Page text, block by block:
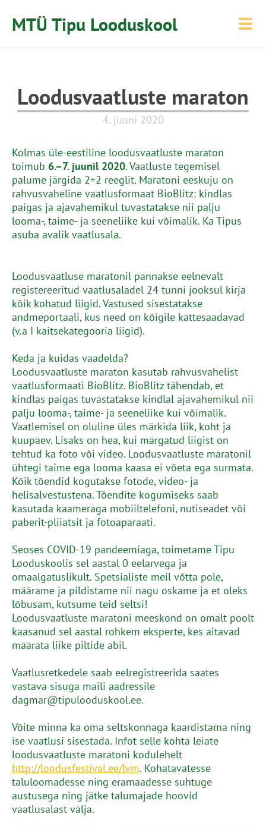
MTÜ Tipu Looduskool
Loodusvaatluste maraton
4. juuni 2020
Kolmas üle-eestiline loodusvaatluste maraton
toimub 6.–7. juunil 2020. Vaatluste tegemisel
palume järgida 2+2 reeglit. Maratoni eeskuju on
rahvusvaheline vaatlusformaat BioBlitz: kindlas
paigas ja ajavahemikul tuvastatakse nii palju
looma-, taime- ja seeneliike kui võimalik. Ka Tipus
asuba avalik vaatlusala.
Loodusvaatluse maratonil pannakse eelnevalt
registereeritud vaatlusaladel 24 tunni jooksul kirja
kõik kohatud liigid. Vastused sisestatakse
andmeportaali, kus need on kõigile kättesaadavad
(v.a I kaitsekategooria liigid).
Keda ja kuidas vaadelda?
Loodusvaatluste maraton kasutab rahvusvahelist
vaatlusformaati BioBlitz. BioBlitz tähendab, et
kindlas paigas tuvastatakse kindlal ajavahemikul nii
palju looma-, taime- ja seeneliike kui võimalik.
Vaatlemisel on oluline üles märkida liik, koht ja
kuupäev. Lisaks on hea, kui märgatud liigist on
tehtud ka foto või video. Loodusvaatluste maratonil
ühtegi taime ega looma kaasa ei võeta ega surmata.
Kõik tõendid kogutakse fotode, video- ja
helisalvestustena. Tõendite kogumiseks saab
kasutada kaameraga mobiiltelefoni, nutiseadet või
paberit-pliiatsit ja fotoaparaati.
Seoses COVID-19 pandeemiaga, toimetame Tipu
Looduskoolis sel aastal 0 eelarvega ja
omaalgatuslikult. Spetsialiste meil võtta pole,
määrame ja pildistame nii nagu oskame ja et oleks
lõbusam, kutsume teid seltsi!
Loodusvaatluste maratoni meeskond on omalt poolt
kaasanud sel aastal rohkem eksperte, kes aitavad
määrata liike piltide abil.
Vaatlusretkedele saab eelregistreerida saates
vastava sisuga maili aadressile
dagmar@tipulooduskool.ee.
Võite minna ka oma seltskonnaga kaardistama ning
ise vaatlusi sisestada. Infot selle kohta leiate
loodusvaatluste maratoni kodulehelt
http://loodusfestival.ee/lvm. Kohatavatesse
taluloomadesse ning eramaadesse suhtuge
austusega ning jätke talumajade hoovid
vaatlusalast välja.